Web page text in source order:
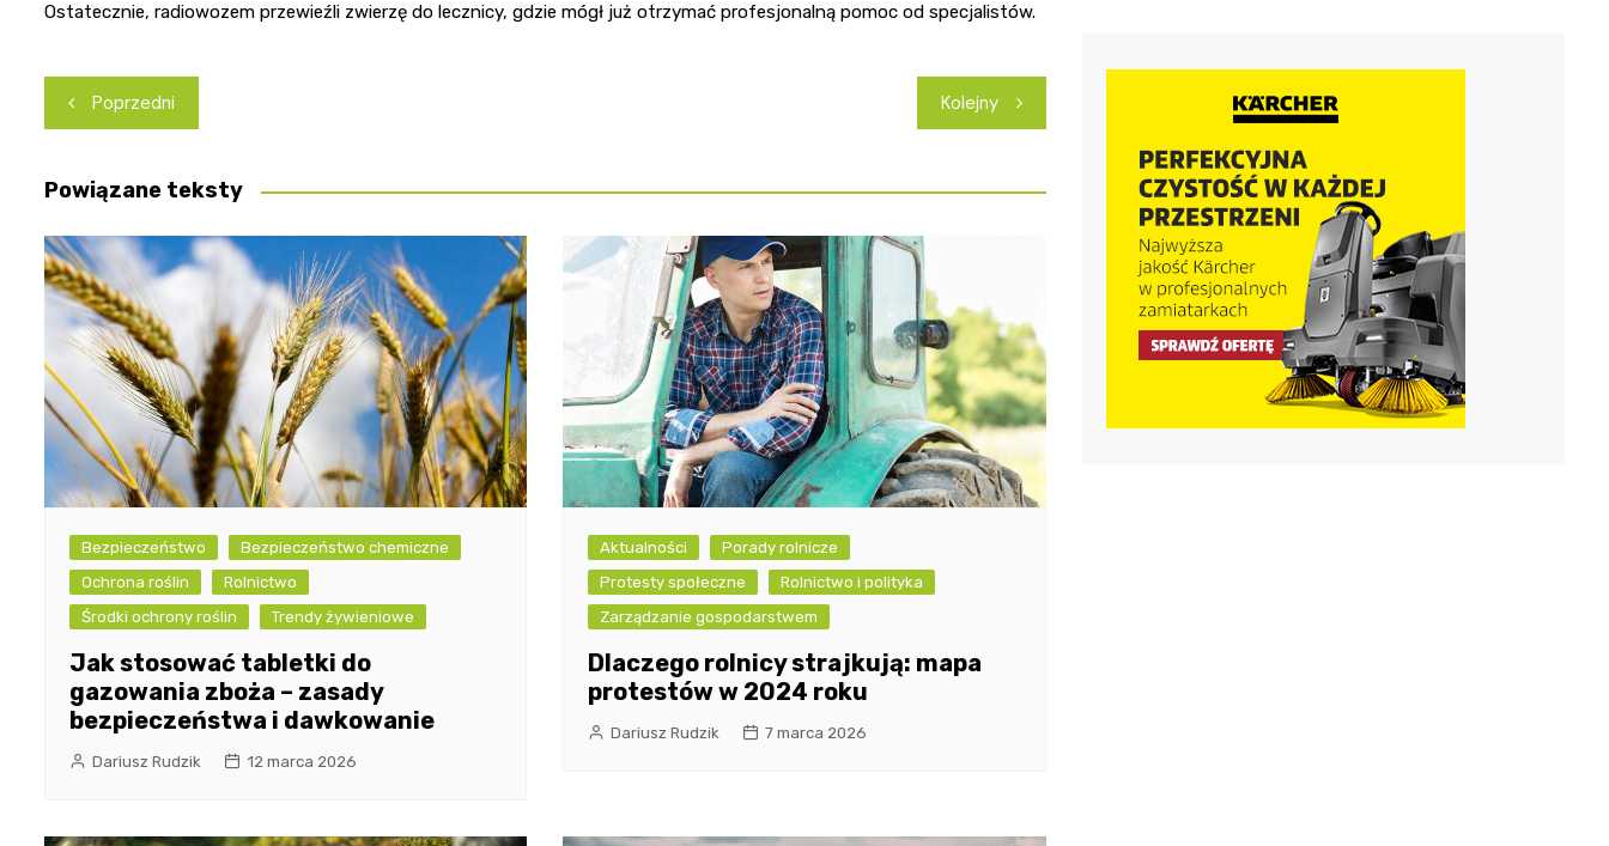
Ostatecznie, radiowozem przewieźli zwierzę do lecznicy, gdzie mógł już otrzymać profesjonalną pomoc od specjalistów.
Nawigacja
wpisu
Poprzedni Kolejny
Powiązane teksty
Bezpieczeństwo
Bezpieczeństwo chemiczne
Ochrona roślin
Rolnictwo
Środki ochrony roślin
Trendy żywieniowe
Jak stosować tabletki do
gazowania zboża – zasady
bezpieczeństwa i dawkowanie
Dariusz Rudzik 12 marca 2026
Aktualności
Porady rolnicze
Protesty społeczne
Rolnictwo i polityka
Zarządzanie gospodarstwem
Dlaczego rolnicy strajkują: mapa
protestów w 2024 roku
Dariusz Rudzik 7 marca 2026